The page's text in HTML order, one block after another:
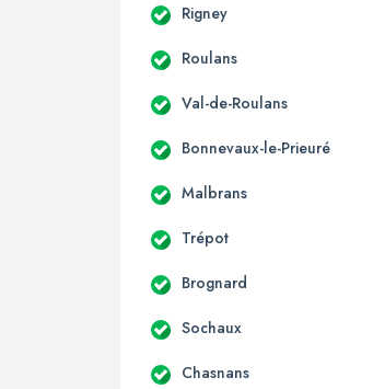
Rigney
Roulans
Val-de-Roulans
Bonnevaux-le-Prieuré
Malbrans
Trépot
Brognard
Sochaux
Chasnans